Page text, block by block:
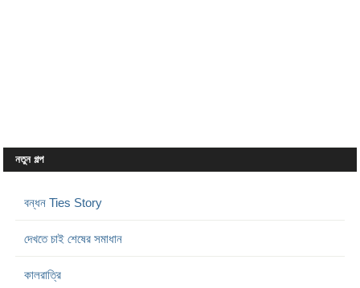
নতুন গল্প
বন্ধন Ties Story
দেখতে চাই শেষের সমাধান
কালরাত্রি